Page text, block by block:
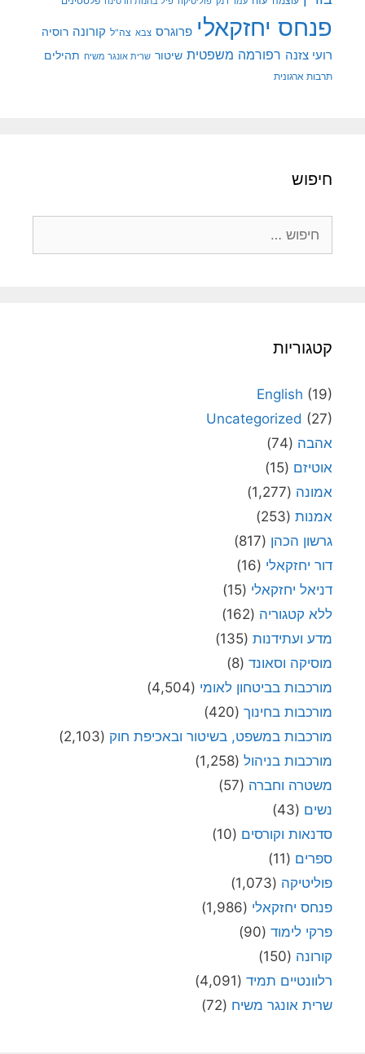
פנחס יחזקאלי פרוגרס צבא צה"ל קורונה רוסיה
רועי צזנה רפורמה משפטית שיטור שרית אונגר משיח תהילים
תרבות ארגונית
חיפוש
קטגוריות
English (19)
Uncategorized (27)
אהבה (74)
אוטיזם (15)
אמונה (1,277)
אמנות (253)
גרשון הכהן (817)
דור יחזקאלי (16)
דניאל יחזקאלי (15)
ללא קטגוריה (162)
מדע ועתידנות (135)
מוסיקה וסאונד (8)
מורכבות בביטחון לאומי (4,504)
מורכבות בחינוך (420)
מורכבות במשפט, בשיטור ובאכיפת חוק (2,103)
מורכבות בניהול (1,258)
משטרה וחברה (57)
נשים (43)
סדנאות וקורסים (10)
ספרים (11)
פוליטיקה (1,073)
פנחס יחזקאלי (1,986)
פרקי לימוד (90)
קורונה (150)
רלוונטיים תמיד (4,091)
שרית אונגר משיח (72)